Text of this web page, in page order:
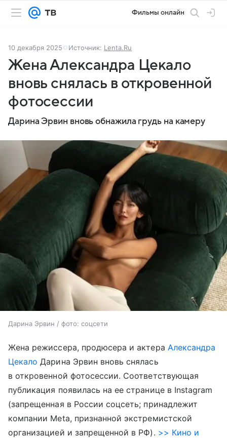
Фильмы онлайн
10 декабря 2025 Источник: Lenta.Ru
Жена Александра Цекало
вновь снялась в откровенной
фотосессии
Дарина Эрвин вновь обнажила грудь на камеру
Дарина Эрвин / фото: соцсети
Жена режиссера, продюсера и актера Александра
Цекало Дарина Эрвин вновь снялась
в откровенной фотосессии. Соответствующая
публикация появилась на ее странице в Instagram
(запрещенная в России соцсеть; принадлежит
компании Meta, признанной экстремистской
организацией и запрещенной в РФ). >> Кино и